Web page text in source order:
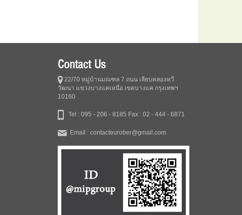
Contact Us
22/70 หมู่บ้านมณฑล 7 ถนน เลียบคลองทวี
วัฒนา แขวงบางแคเหนือ เขตบางแค กรุงเทพฯ
10160
Tel : 095 - 206 - 8185 Fax : 02 - 444 - 6871
Email : contacteurober@gmail.com